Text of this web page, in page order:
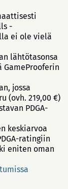
-
ei ole vielä
lähtötasonsa
jossa
(ovh. 219,00 €)
PDGA-
keskiarvoa
ratingiin
eniten oman